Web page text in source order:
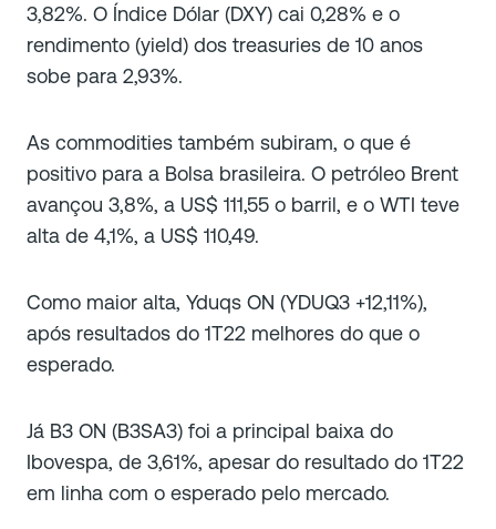
3,82%. O Índice Dólar (DXY) cai 0,28% e o
rendimento (yield) dos treasuries de 10 anos
sobe para 2,93%.
As commodities também subiram, o que é
positivo para a Bolsa brasileira. O petróleo Brent
avançou 3,8%, a US$ 111,55 o barril, e o WTI teve
alta de 4,1%, a US$ 110,49.
Como maior alta, Yduqs ON (YDUQ3 +12,11%),
após resultados do 1T22 melhores do que o
esperado.
Já B3 ON (B3SA3) foi a principal baixa do
Ibovespa, de 3,61%, apesar do resultado do 1T22
em linha com o esperado pelo mercado.